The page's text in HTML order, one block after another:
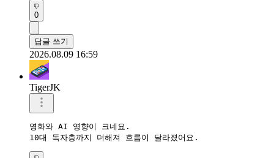
0
답글 쓰기
2026.08.09 16:59
TigerJK
영화와 AI 영향이 크네요.
10대 독자층까지 더해져 흐름이 달라졌어요.